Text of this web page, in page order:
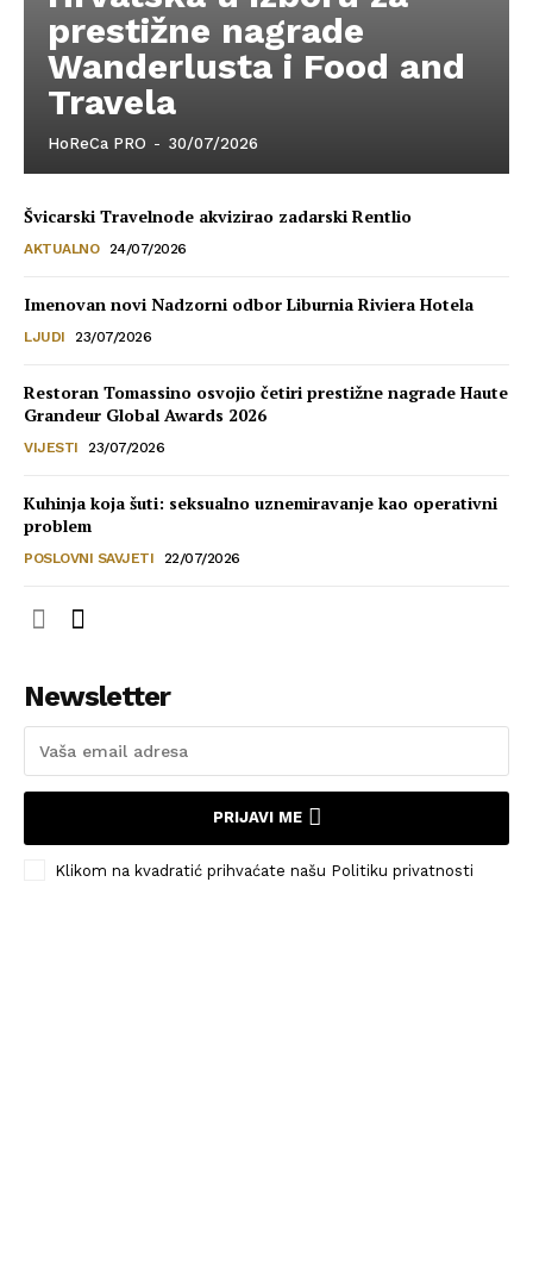
prestižne nagrade
Wanderlusta i Food and
Travela
HoReCa PRO - 30/07/2026
Švicarski Travelnode akvizirao zadarski Rentlio
AKTUALNO 24/07/2026
Imenovan novi Nadzorni odbor Liburnia Riviera Hotela
LJUDI 23/07/2026
Restoran Tomassino osvojio četiri prestižne nagrade Haute
Grandeur Global Awards 2026
VIJESTI 23/07/2026
Kuhinja koja šuti: seksualno uznemiravanje kao operativni
problem
POSLOVNI SAVJETI 22/07/2026
Newsletter
PRIJAVI ME
Klikom na kvadratić prihvaćate našu Politiku privatnosti